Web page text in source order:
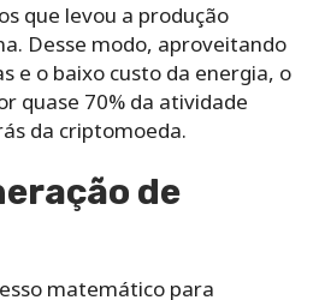
que levou a produção
Desse modo, aproveitando
e o baixo custo da energia, o
quase 70% da atividade
da criptomoeda.
de
matemático para